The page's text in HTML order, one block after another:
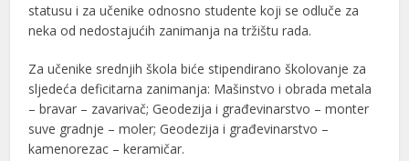
statusu i za učenike odnosno studente koji se odluče za
neka od nedostajućih zanimanja na tržištu rada.
Za učenike srednjih škola biće stipendirano školovanje za
sljedeća deficitarna zanimanja: Mašinstvo i obrada metala
– bravar – zavarivač; Geodezija i građevinarstvo – monter
suve gradnje – moler; Geodezija i građevinarstvo –
kamenorezac – keramičar.